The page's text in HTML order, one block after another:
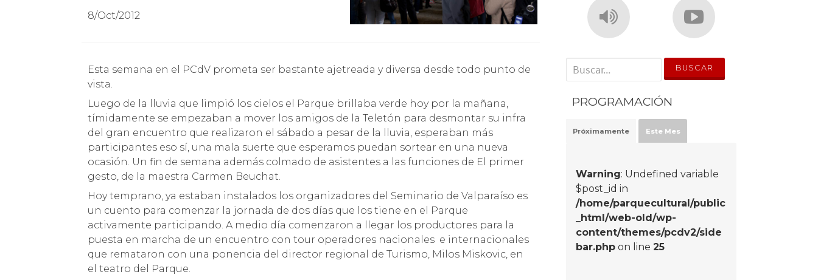
8/Oct/2012
Esta semana en el PCdV prometa ser bastante ajetreada y diversa desde todo punto de
vista.
Luego de la lluvia que limpió los cielos el Parque brillaba verde hoy por la mañana,
tímidamente se empezaban a mover los amigos de la Teletón para desmontar su infra
del gran encuentro que realizaron el sábado a pesar de la lluvia, esperaban más
participantes eso sí, una mala suerte que esperamos puedan sortear en una nueva
ocasión. Un fin de semana además colmado de asistentes a las funciones de El primer
gesto, de la maestra Carmen Beuchat.
Hoy temprano, ya estaban instalados los organizadores del Seminario de Valparaíso es
un cuento para comenzar la jornada de dos días que los tiene en el Parque
activamente participando. A medio día comenzaron a llegar los productores para la
puesta en marcha de un encuentro con tour operadores nacionales e internacionales
que remataron con una ponencia del director regional de Turismo, Milos Miskovic, en
el teatro del Parque.
' . __('Search for:') . '
PROGRAMACIÓN
Próximamente Este Mes
Warning: Undefined variable
$post_id in
/home/parquecultural/public
_html/web-old/wp-
content/themes/pcdv2/side
bar.php on line25